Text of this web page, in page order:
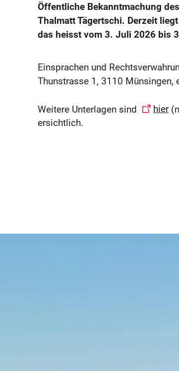
Öffentliche Bekanntmachung
Thalmatt Tägertschi. Derzeit
das heisst vom 3. Juli 2026 bis
Einsprachen und
Thunstrasse 1, 3110 Münsingen,
Weitere Unterlagen sind hier
ersichtlich.